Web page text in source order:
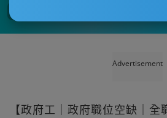
Advertisement
【政府工｜政府職位空缺｜